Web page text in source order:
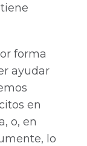
forma
ayudar
en
o, en
lo